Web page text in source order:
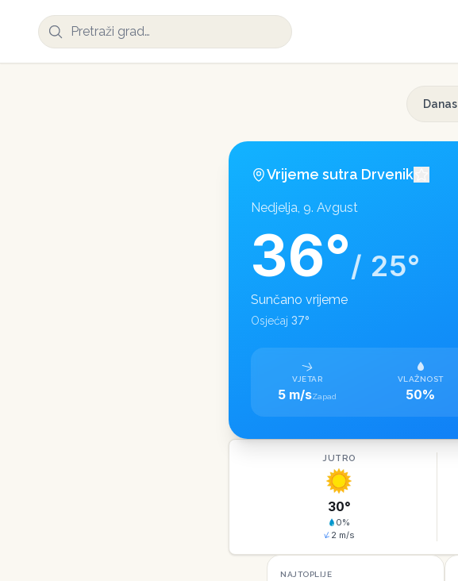
Danas
Vrijeme sutra Drvenik
Nedjelja, 9. Avgust
36°/ 25°
Sunčano vrijeme
Osjećaj 37°
VJETAR
5 m/sZapad
VLAŽNOST
50%
JUTRO
30°
0%
2 m/s
NAJTOPLIJE